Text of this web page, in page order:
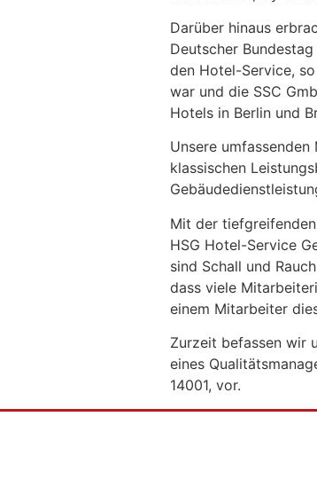
Darüber hinaus
Deutscher
den Hotel-Service,
war und die SSC
Hotels in Berlin und
Unsere
klassischen
Mit der
HSG Hotel-Service
sind Schall und
dass viele
einem Mitarbeiter
Zurzeit befassen wir
eines
14001, vor.